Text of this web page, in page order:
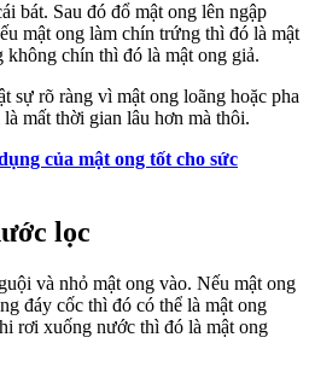
bát. Sau đó đổ mật ong lên ngập
mật ong làm chín trứng thì đó là mật
chín thì đó là mật ong giả.
sự rõ ràng vì mật ong loãng hoặc pha
mất thời gian lâu hơn mà thôi.
của mật ong tốt cho sức
lọc
và nhỏ mật ong vào. Nếu mật ong
đáy cốc thì đó có thể là mật ong
rơi xuống nước thì đó là mật ong